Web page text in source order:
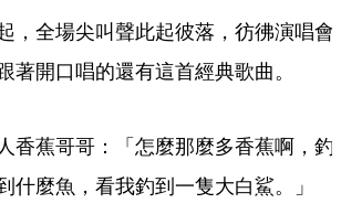
，全場尖叫聲此起彼落，彷彿演唱會
著開口唱的還有這首經典歌曲。
香蕉哥哥：「怎麼那麼多香蕉啊，釣
什麼魚，看我釣到一隻大白鯊。」